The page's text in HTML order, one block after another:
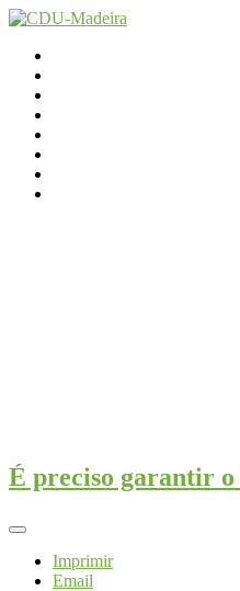
É preciso garantir
Imprimir
Email